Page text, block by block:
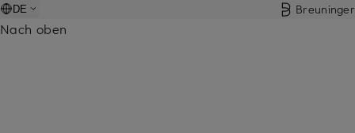
DE Breuninger
Nach oben